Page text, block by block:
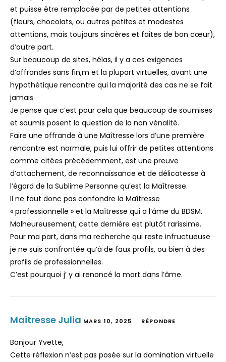
et puisse être remplacée par de petites attentions
(fleurs, chocolats, ou autres petites et modestes
attentions, mais toujours sincères et faites de bon cœur),
d’autre part.
Sur beaucoup de sites, hélas, il y a ces exigences
d’offrandes sans fin,m et la plupart virtuelles, avant une
hypothétique rencontre qui la majorité des cas ne se fait
jamais.
Je pense que c’est pour cela que beaucoup de soumises
et soumis posent la question de la non vénalité.
Faire une offrande à une Maîtresse lors d’une première
rencontre est normale, puis lui offrir de petites attentions
comme citées précédemment, est une preuve
d’attachement, de reconnaissance et de délicatesse à
l’égard de la Sublime Personne qu’est la Maîtresse.
Il ne faut donc pas confondre la Maîtresse
« professionnelle » et la Maîtresse qui a l’âme du BDSM.
Malheureusement, cette dernière est plutôt rarissime.
Pour ma part, dans ma recherche qui reste infructueuse
je ne suis confrontée qu’à de faux profils, ou bien à des
profils de professionnelles.
C’est pourquoi j’ y ai renoncé la mort dans l’âme.
Maitresse Julia MARS 10, 2025 RÉPONDRE
Bonjour Yvette,
Cette réflexion n’est pas posée sur la domination virtuelle